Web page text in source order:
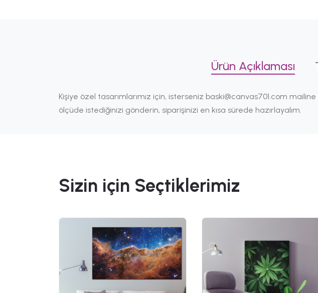
Ürün Açıklaması
Kişiye özel tasarımlarımız için, isterseniz baski@canvas701.com
ölçüde istediğinizi gönderin, siparişinizi en kısa sürede hazırlayalım.
Sizin için Seçtiklerimiz